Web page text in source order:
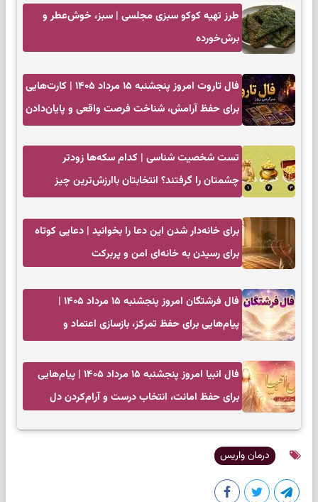
طرز تهیه کوکو سبزی مجلسی | سبز، خوش‌عطر و
برش‌خورده
فال تاروت امروز پنجشنبه ۱۵ مرداد ۱۴۰۵ | کارت‌هایی
برای حفظ آرامش، شناخت فرصت واقعی و پایان‌دادن
تست شخصیت شناسی | کدام سکه‌ها زودتر
چشمتان را گرفتند؟ انتخابتان باارزش‌ترین چیز
برای خانه‌دار شدن این دعا را بخوانید | دعایی کوتاه
برای رسیدن به خانه‌ای امن و پربرکت
فال فرشتگان امروز پنجشنبه ۱۵ مرداد ۱۴۰۵ |
پیام‌هایی برای حفظ تمرکز، بازسازی اعتماد و
فال انبیا امروز پنجشنبه ۱۵ مرداد ۱۴۰۵ | پیام‌هایی
برای حفظ امانت، انتخاب درست و آرام‌کردن دل
درمان واریس